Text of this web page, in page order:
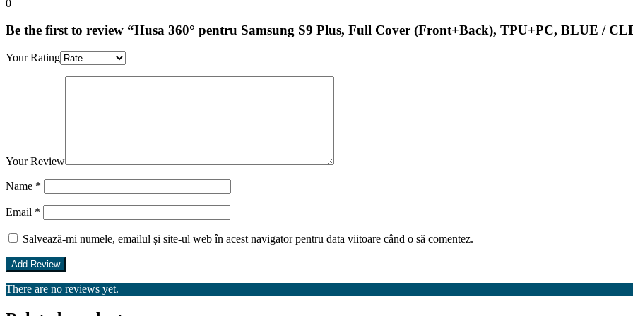
0
Be the first to review “Husa 360° pentru Samsung S9 Plus, Full Cover (Front+Back), TPU+PC, BLUE /
Your Rating
Your Review
Name *
Email *
Salvează-mi numele, emailul și site-ul web în acest navigator pentru data viitoare când o să comentez.
There are no reviews yet.